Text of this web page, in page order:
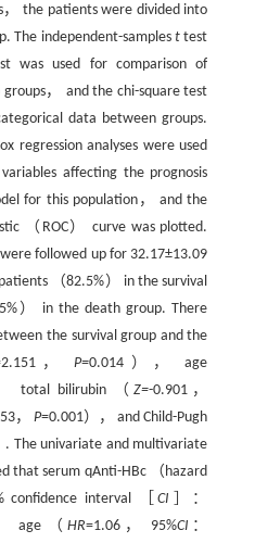
the patients were divided into
The independent-samplest test
was used for comparison of
， and the chi-square test
data between groups.
regression analyses were used
affecting the prognosis
for this population， and the
（ROC） curve was plotted.
followed up for 32.17±13.09
（82.5%） in the survival
） in the death group. There
the survival group and the
，P=0.014）， age
total bilirubin （Z=-0.901，
，P=0.001）， and Child-Pugh
. The univariate and multivariate
that serum qAnti-HBc （hazard
confidence interval ［CI ］：
age （HR=1.06， 95%CI ：